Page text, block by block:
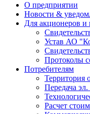
О предприятии
Новости &
Для акционеров и
Устав АО
Протоколы
Потребителям
Территория
Передача
Расчет